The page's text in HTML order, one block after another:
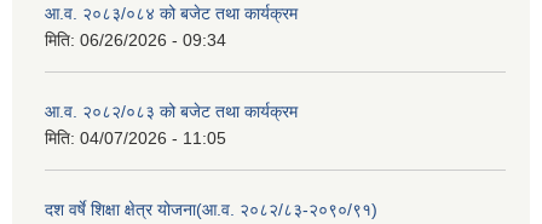
आ.व. २०८३/०८४ को बजेट तथा कार्यक्रम
मिति: 06/26/2026 - 09:34
आ.व. २०८२/०८३ को बजेट तथा कार्यक्रम
मिति: 04/07/2026 - 11:05
दश वर्षे शिक्षा क्षेत्र योजना(आ.व. २०८२/८३-२०९०/९१)